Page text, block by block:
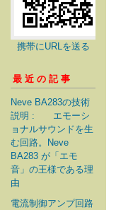
携帯にURLを送る
最近の記事
Neve BA283の技術
説明 : エモーシ
ョナルサウンドを生
む回路。Neve
BA283 が「エモ
音」の王様である理
由
電流制御アンプ回路